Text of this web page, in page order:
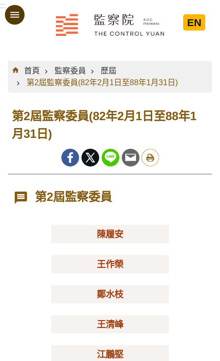
跳到主要內容區塊
:::
EN
:::
首頁
監察委員
歷屆
第2屆監察委員(82年2月1日至88年1月31日)
第2屆監察委員(82年2月1日至88年1
月31日)
第2屆監察委員
陳履安
王作榮
鄭水枝
王清峰
江鵬堅